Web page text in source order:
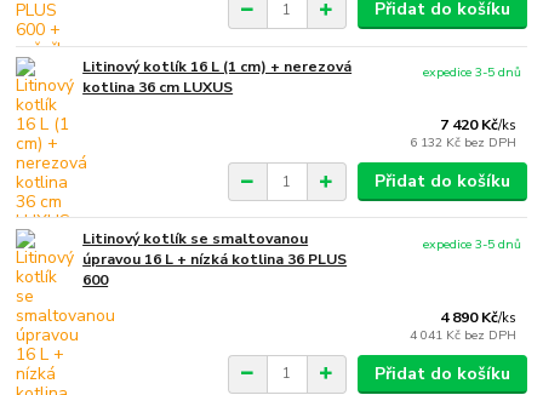
Přidat do košíku
Litinový kotlík 16 L (1 cm) + nerezová
kotlina 36 cm LUXUS
7 420 Kč/ks
6 132 Kč bez DPH
expedice 3-5 dnů
Přidat do košíku
Litinový kotlík se smaltovanou
úpravou 16 L + nízká kotlina 36 PLUS
600
4 890 Kč/ks
4 041 Kč bez DPH
expedice 3-5 dnů
Přidat do košíku